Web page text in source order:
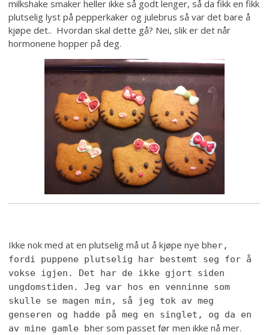
milkshake smaker heller ikke så godt lenger, så da fikk en fikk
plutselig lyst på pepperkaker og julebrus så var det bare å
kjøpe det.. Hvordan skal dette gå? Nei, slik er det når
hormonene hopper på deg.
Ikke nok med at en plutselig må ut å kjøpe nye bher,
fordi puppene plutselig har bestemt seg for å
vokse igjen. Det har de ikke gjort siden
ungdomstiden. Jeg var hos en venninne som
skulle se magen min, så jeg tok av meg
genseren og hadde på meg en singlet, og da en
av mine gamle bher som passet før men ikke nå mer.